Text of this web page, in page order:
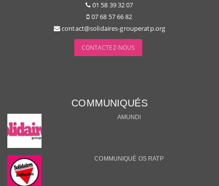
01 58 39 32 07
07 68 57 66 82
contact@solidaires-grouperatp.org
CONTACTEZ-NOUS
COMMUNIQUÉS
AMUNDI
COMMUNIQUÉ OS RATP